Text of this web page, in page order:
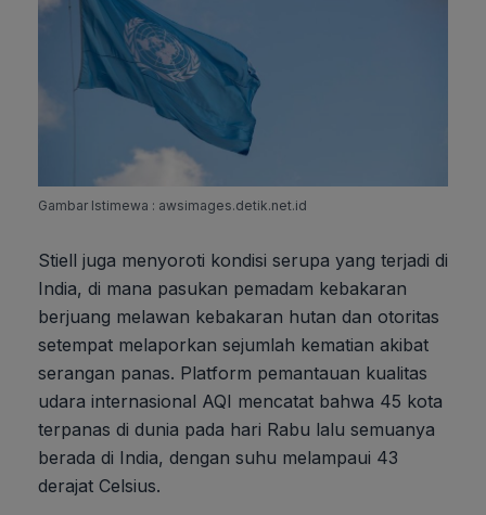
Gambar Istimewa : awsimages.detik.net.id
Stiell juga menyoroti kondisi serupa yang terjadi di
India, di mana pasukan pemadam kebakaran
berjuang melawan kebakaran hutan dan otoritas
setempat melaporkan sejumlah kematian akibat
serangan panas. Platform pemantauan kualitas
udara internasional AQI mencatat bahwa 45 kota
terpanas di dunia pada hari Rabu lalu semuanya
berada di India, dengan suhu melampaui 43
derajat Celsius.